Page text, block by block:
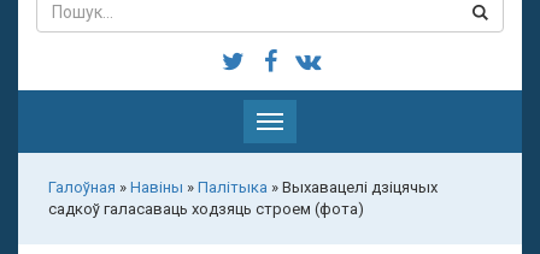
Паказаць
меню
Галоўная » Навіны » Палітыка » Выхавацелі дзіцячых
садкоў галасаваць ходзяць строем (фота)